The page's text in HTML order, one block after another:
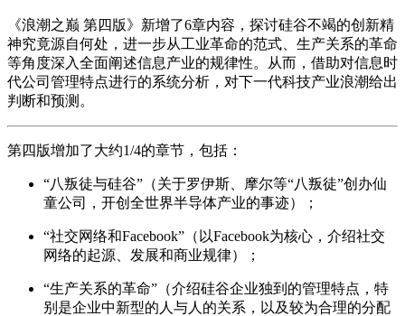
《浪潮之巅 第四版》新增了6章内容，探讨硅谷不竭的创新精
神究竟源自何处，进一步从工业革命的范式、生产关系的革命
等角度深入全面阐述信息产业的规律性。从而，借助对信息时
代公司管理特点进行的系统分析，对下一代科技产业浪潮给出
判断和预测。
第四版增加了大约1/4的章节，包括：
“八叛徒与硅谷”（关于罗伊斯、摩尔等“八叛徒”创办仙
童公司，开创全世界半导体产业的事迹）；
“社交网络和Facebook”（以Facebook为核心，介绍社交
网络的起源、发展和商业规律）；
“生产关系的革命”（介绍硅谷企业独到的管理特点，特
别是企业中新型的人与人的关系，以及较为合理的分配